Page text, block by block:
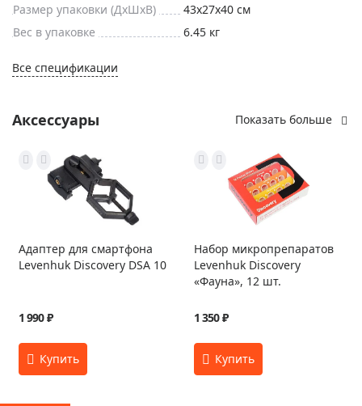
Размер упаковки (ДxШxВ)
43x27x40 см
Вес в упаковке
6.45 кг
Все спецификации
Аксессуары Показать больше
Адаптер для смартфона
Levenhuk Discovery DSA 10
1 990 ₽
Набор микропрепаратов
Levenhuk Discovery
«Фауна», 12 шт.
1 350 ₽